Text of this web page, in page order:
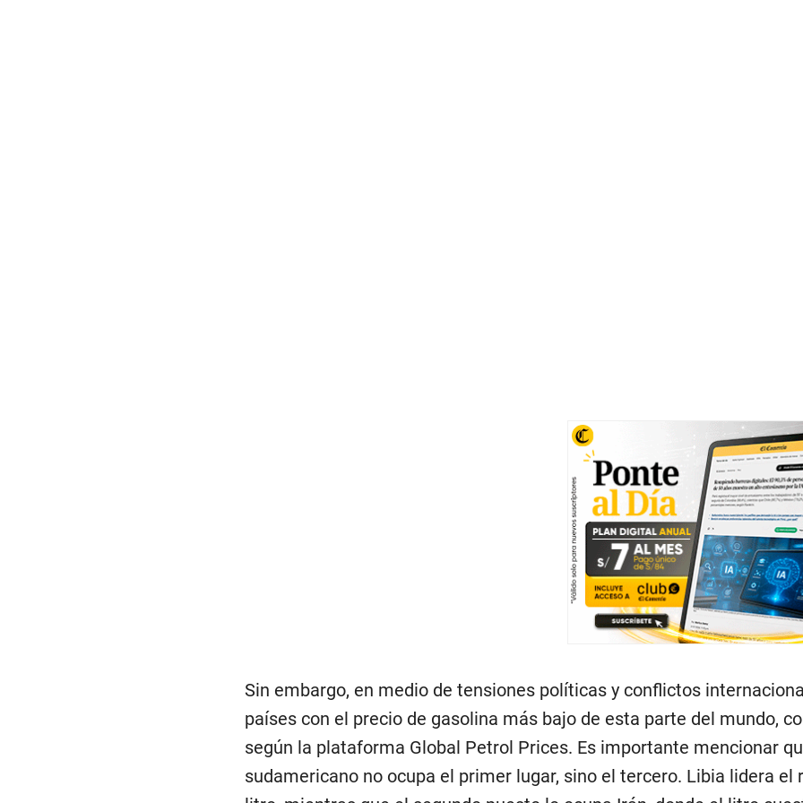
Sin embargo, en medio de tensiones políticas y conflictos
países con el precio de gasolina más bajo de esta parte del mundo,
según la plataforma Global Petrol Prices. Es importante mencionar
sudamericano no ocupa el primer lugar, sino el tercero. Libia lidera el